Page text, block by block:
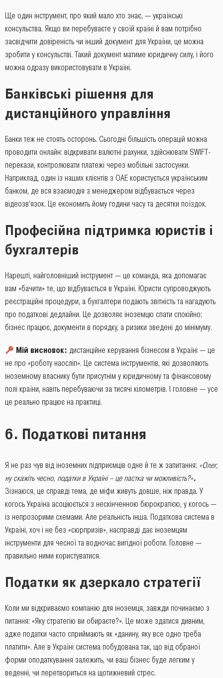
Ще один інструмент, про який мало хто знає, — українські
консульства. Якщо ви перебуваєте у своїй країні й вам потрібно
засвідчити довіреність чи інший документ для України, це можна
зробити у консульстві. Такий документ матиме юридичну силу, і його
можна одразу використовувати в Україні.
Банківські рішення для
дистанційного управління
Банки теж не стоять осторонь. Сьогодні більшість операцій можна
проводити онлайн: відкривати валютні рахунки, здійснювати SWIFT-
перекази, контролювати платежі через мобільні застосунки.
Наприклад, один із наших клієнтів з ОАЕ користується українським
банком, де вся взаємодія з менеджером відбувається через
відеозв’язок. Це економить йому години часу та десятки поїздок.
Професійна підтримка юристів і
бухгалтерів
Нарешті, найголовніший інструмент — це команда, яка допомагає
вам «бачити» те, що відбувається в Україні. Юристи супроводжують
реєстраційні процедури, а бухгалтери подають звітність та нагадують
про податкові дедлайни. Це дозволяє іноземцю спати спокійно:
бізнес працює, документи в порядку, а ризики зведені до мінімуму.
Мій висновок: дистанційне керування бізнесом в Україні — це
не про «роботу наосліп». Це система інструментів, які дозволяють
іноземному власнику бути присутнім у юридичному та фінансовому
полі країни, навіть перебуваючи за тисячі кілометрів. І головне — усе
це реально працює на практиці.
6. Податкові питання
Я не раз чув від іноземних підприємців одне й те ж запитання: «Олег,
ну скажіть чесно, податки в Україні – це пастка чи можливість?».
Зізнаюся, це справді тема, де міфи живуть довше, ніж правда. У
когось Україна асоціюється з нескінченною бюрократією, у когось —
із непрозорими схемами. Але реальність інша. Податкова система в
Україні, хоч і не без «сюрпризів», насправді дає іноземцям
інструменти для чесної та водночас вигідної роботи. Головне —
правильно ними користуватися.
Податки як дзеркало стратегії
Коли ми відкриваємо компанію для іноземця, завжди починаємо з
питання: «Яку стратегію ви обираєте?». Це може здатися дивним,
адже податки часто сприймають як «данину, яку все одно треба
платити». Але в Україні система побудована так, що від обраної
форми оподаткування залежить, чи ваш бізнес буде легким у
веденні, чи перетвориться на щотижневий стрес.